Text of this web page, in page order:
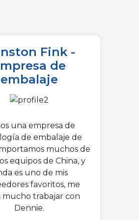
Fink -
de
embalaje
una empresa de
de embalaje de
muchos de
equipos de China, y
es uno de mis
favoritos, me
mucho trabajar con
Dennie.